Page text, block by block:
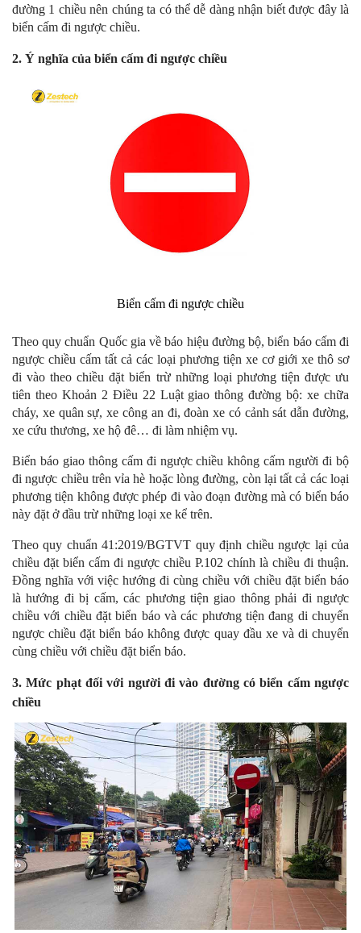
đường 1 chiều nên chúng ta có thể dễ dàng nhận biết được đây là
biển cấm đi ngược chiều.
2. Ý nghĩa của biển cấm đi ngược chiều
Biển cấm đi ngược chiều
Theo quy chuẩn Quốc gia về báo hiệu đường bộ, biển báo cấm đi
ngược chiều cấm tất cả các loại phương tiện xe cơ giới xe thô sơ
đi vào theo chiều đặt biển trừ những loại phương tiện được ưu
tiên theo Khoản 2 Điều 22 Luật giao thông đường bộ: xe chữa
cháy, xe quân sự, xe công an đi, đoàn xe có cảnh sát dẫn đường,
xe cứu thương, xe hộ đê… đi làm nhiệm vụ.
Biển báo giao thông cấm đi ngược chiều không cấm người đi bộ
đi ngược chiều trên vỉa hè hoặc lòng đường, còn lại tất cả các loại
phương tiện không được phép đi vào đoạn đường mà có biển báo
này đặt ở đầu trừ những loại xe kể trên.
Theo quy chuẩn 41:2019/BGTVT quy định chiều ngược lại của
chiều đặt biển cấm đi ngược chiều P.102 chính là chiều đi thuận.
Đồng nghĩa với việc hướng đi cùng chiều với chiều đặt biển báo
là hướng đi bị cấm, các phương tiện giao thông phải đi ngược
chiều với chiều đặt biển báo và các phương tiện đang di chuyển
ngược chiều đặt biển báo không được quay đầu xe và di chuyển
cùng chiều với chiều đặt biển báo.
3. Mức phạt đối với người đi vào đường có biển cấm ngược
chiều